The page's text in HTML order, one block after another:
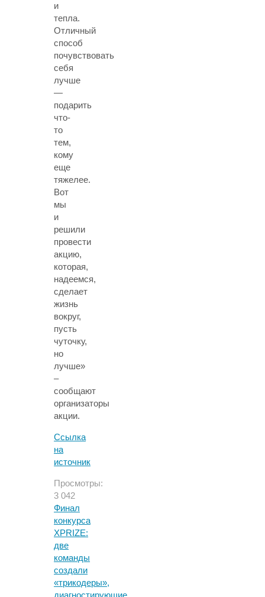
и
тепла.
Отличный
способ
почувствовать
себя
лучше
—
подарить
что-
то
тем,
кому
еще
тяжелее.
Вот
мы
и
решили
провести
акцию,
которая,
надеемся,
сделает
жизнь
вокруг,
пусть
чуточку,
но
лучше»
–
сообщают
организаторы
акции.
Ссылка
на
источник
Просмотры:
3 042
Финал
конкурса
XPRIZE:
две
команды
создали
«трикодеры»,